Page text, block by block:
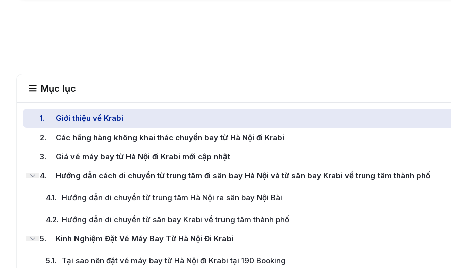
Mục lục
1.
Giới thiệu về Krabi
2.
Các hãng hàng không khai thác chuyến bay từ Hà Nội đi Krabi
3.
Giá vé máy bay từ Hà Nội đi Krabi mới cập nhật
4. Hướng dẫn cách di chuyển từ trung tâm đi sân bay Hà Nội và từ sân bay Krabi về trung tâm thành phố
4.1. Hướng dẫn di chuyển từ trung tâm Hà Nội ra sân bay Nội Bài
4.2. Hướng dẫn di chuyển từ sân bay Krabi về trung tâm thành phố
5. Kinh Nghiệm Đặt Vé Máy Bay Từ Hà Nội Đi Krabi
5.1.
Tại sao nên đặt vé máy bay từ Hà Nội đi Krabi tại 190 Booking